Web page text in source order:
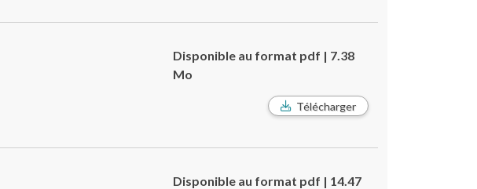
Disponible au format pdf | 7.38
Mo
Télécharger
Disponible au format pdf | 14.47